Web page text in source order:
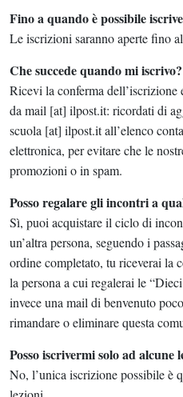
PODCAST
NEWSLETTER
I MIEI PREFERITI
SHOP
AREA PERSONALE
Entra
Fino a quando è possibile
Le iscrizioni saranno aperte fino
Che succede quando mi iscrivo?
Ricevi la conferma
da mail [at] ilpost.it: ricordati di
scuola [at] ilpost.it all’elenco
elettronica, per evitare che le
promozioni o in spam.
Posso regalare gli incontri a
Sì, puoi acquistare il ciclo di
un’altra persona, seguendo i
ordine completato, tu riceverai la
la persona a cui regalerai le
invece una mail di benvenuto
rimandare o eliminare questa
Posso iscrivermi solo ad alcune
No, l’unica iscrizione possibile è